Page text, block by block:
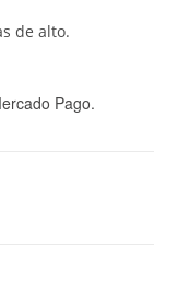
de alto.
Pago.